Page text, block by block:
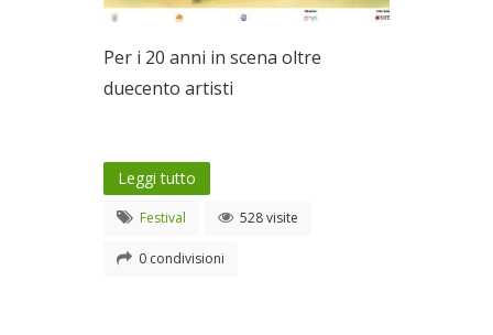
Per i 20 anni in scena oltre
duecento artisti
Leggi tutto
Festival 528 visite
0 condivisioni